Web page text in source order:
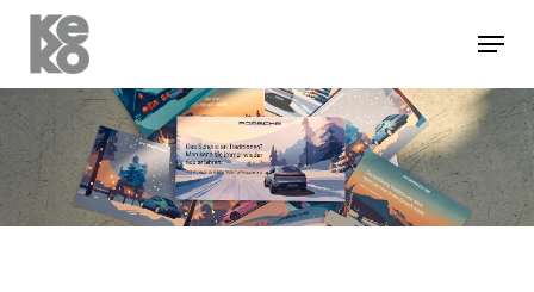
Hit enter to search or ESC to close